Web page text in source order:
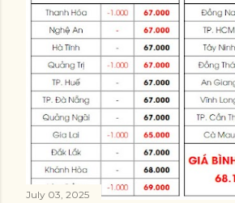
July 03, 2025